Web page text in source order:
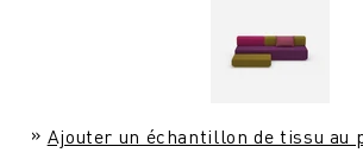
Ajouter un échantillon de tissu au